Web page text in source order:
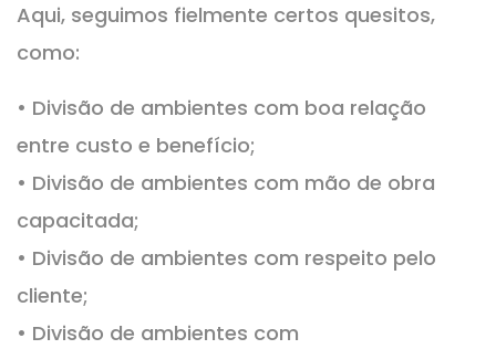
Aqui, seguimos fielmente certos quesitos,
como:
• Divisão de ambientes com boa relação
entre custo e benefício;
• Divisão de ambientes com mão de obra
capacitada;
• Divisão de ambientes com respeito pelo
cliente;
• Divisão de ambientes com